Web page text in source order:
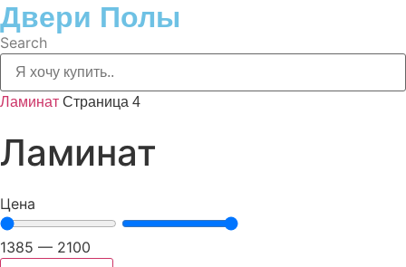
Двери Полы
Search
Ламинат Страница 4
Ламинат
Цена
1385 — 2100